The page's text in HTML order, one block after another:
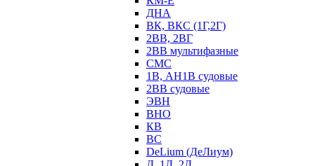
ДНА
ВК, ВКС (1Г,2Г)
2ВВ, 2ВГ
2ВВ мультифазные
СМС
1В, АН1В судовые
2ВВ судовые
ЭВН
ВНО
КВ
ВС
DeLium (ДеЛиум)